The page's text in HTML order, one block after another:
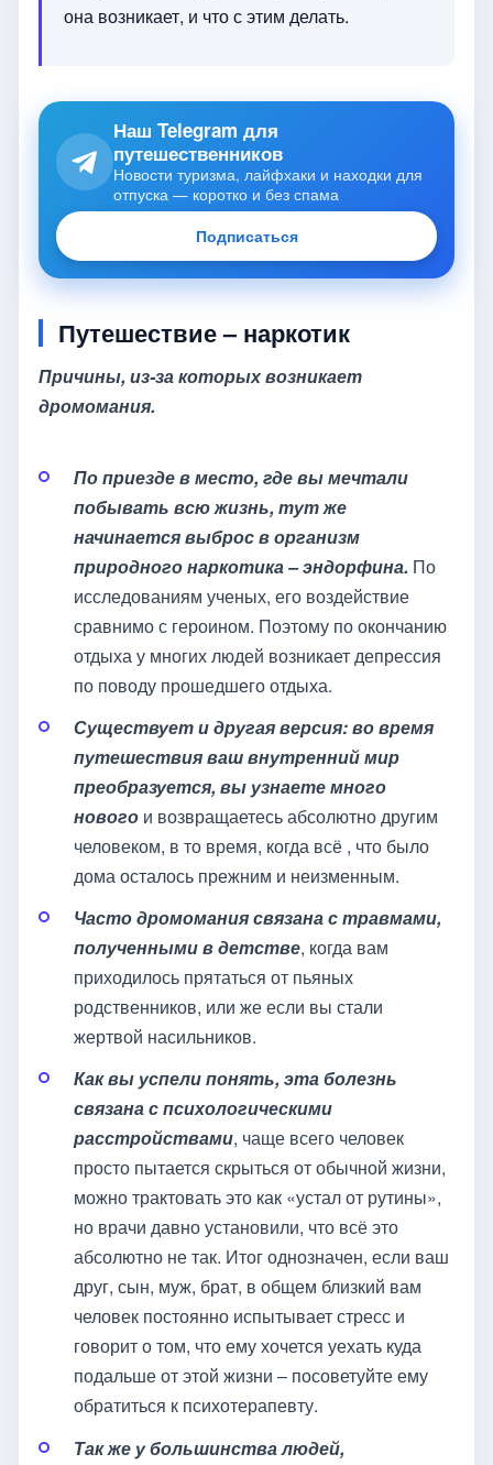
она возникает, и что с этим делать.
Наш Telegram для
путешественников
Новости туризма, лайфхаки и находки для
отпуска — коротко и без спама
Подписаться
Путешествие – наркотик
Причины, из-за которых возникает
дромомания.
По приезде в место, где вы мечтали
побывать всю жизнь, тут же
начинается выброс в организм
природного наркотика – эндорфина. По
исследованиям ученых, его воздействие
сравнимо с героином. Поэтому по окончанию
отдыха у многих людей возникает депрессия
по поводу прошедшего отдыха.
Существует и другая версия: во время
путешествия ваш внутренний мир
преобразуется, вы узнаете много
нового и возвращаетесь абсолютно другим
человеком, в то время, когда всё , что было
дома осталось прежним и неизменным.
Часто дромомания связана с травмами,
полученными в детстве, когда вам
приходилось прятаться от пьяных
родственников, или же если вы стали
жертвой насильников.
Как вы успели понять, эта болезнь
связана с психологическими
расстройствами, чаще всего человек
просто пытается скрыться от обычной жизни,
можно трактовать это как «устал от рутины»,
но врачи давно установили, что всё это
абсолютно не так. Итог однозначен, если ваш
друг, сын, муж, брат, в общем близкий вам
человек постоянно испытывает стресс и
говорит о том, что ему хочется уехать куда
подальше от этой жизни – посоветуйте ему
обратиться к психотерапевту.
Так же у большинства людей,